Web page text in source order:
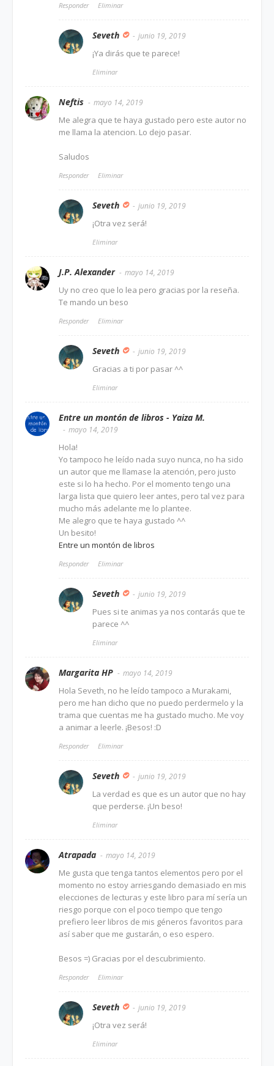
Responder Eliminar
Seveth junio 19, 2019
¡Ya dirás que te parece!
Eliminar
Neftis mayo 14, 2019
Me alegra que te haya gustado pero este autor no
me llama la atencion. Lo dejo pasar.
Saludos
Responder Eliminar
Seveth junio 19, 2019
¡Otra vez será!
Eliminar
J.P. Alexander mayo 14, 2019
Uy no creo que lo lea pero gracias por la reseña.
Te mando un beso
Responder Eliminar
Seveth junio 19, 2019
Gracias a ti por pasar ^^
Eliminar
Entre un montón de libros - Yaiza M.
mayo 14, 2019
Hola!
Yo tampoco he leído nada suyo nunca, no ha sido
un autor que me llamase la atención, pero justo
este si lo ha hecho. Por el momento tengo una
larga lista que quiero leer antes, pero tal vez para
mucho más adelante me lo plantee.
Me alegro que te haya gustado ^^
Un besito!
Entre un montón de libros
Responder Eliminar
Seveth junio 19, 2019
Pues si te animas ya nos contarás que te
parece ^^
Eliminar
Margarita HP mayo 14, 2019
Hola Seveth, no he leído tampoco a Murakami,
pero me han dicho que no puedo perdermelo y la
trama que cuentas me ha gustado mucho. Me voy
a animar a leerle. ¡Besos! :D
Responder Eliminar
Seveth junio 19, 2019
La verdad es que es un autor que no hay
que perderse. ¡Un beso!
Eliminar
Atrapada mayo 14, 2019
Me gusta que tenga tantos elementos pero por el
momento no estoy arriesgando demasiado en mis
elecciones de lecturas y este libro para mí sería un
riesgo porque con el poco tiempo que tengo
prefiero leer libros de mis géneros favoritos para
así saber que me gustarán, o eso espero.
Besos =) Gracias por el descubrimiento.
Responder Eliminar
Seveth junio 19, 2019
¡Otra vez será!
Eliminar